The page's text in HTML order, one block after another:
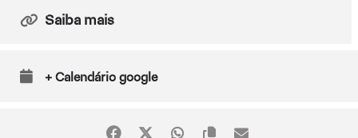
Saiba mais
+ Calendário google